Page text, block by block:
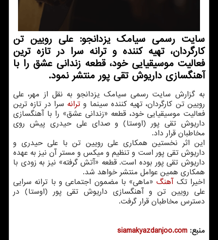
سایت رسمی سیامک یزدانجو: علی رویین تن
کارگردان، تهیه کننده و ترانه سرا در تازه ترین
فعالیت موسیقیایی خود، قطعه زندانی عشق را با
آهنگسازی داریوش تقی پور منتشر نمود.
به گزارش سایت رسمی سیامک یزدانجو به نقل از مهر، علی
رویین تن کارگردان، تهیه کننده سینما و ترانه سرا در تازه ترین
فعالیت موسیقیایی خود، قطعه «زندانی عشق» را با آهنگسازی
داریوش تقی پور (اوستا) و صدای علی حیدری پیش روی
مخاطبان قرار داد.
این اثر نخستین همکاری علی رویین تن با علی حیدری و
داریوش تقی پور است و تنظیم و میکس و مستر آن نیز به عهده
داریوش تقی پور بوده است. قطعه «آتش گرفته» نیز به زودی با
همکاری همین عوامل منتشر خواهد شد.
اخیرا تکآهنگ«ماهی» با مضمون اجتماعی و با ترانه سرایی
علی رویین تن و آهنگسازی داریوش تقی پور (اوستا) در
دسترس مخاطبان قرار گرفت.
منبع: siamakyazdanjoo.com